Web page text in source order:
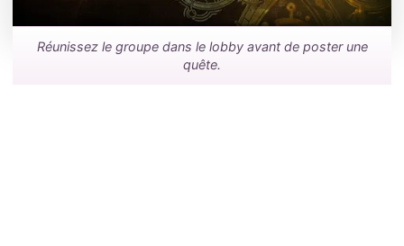
Réunissez le groupe dans le lobby avant de poster une
quête.